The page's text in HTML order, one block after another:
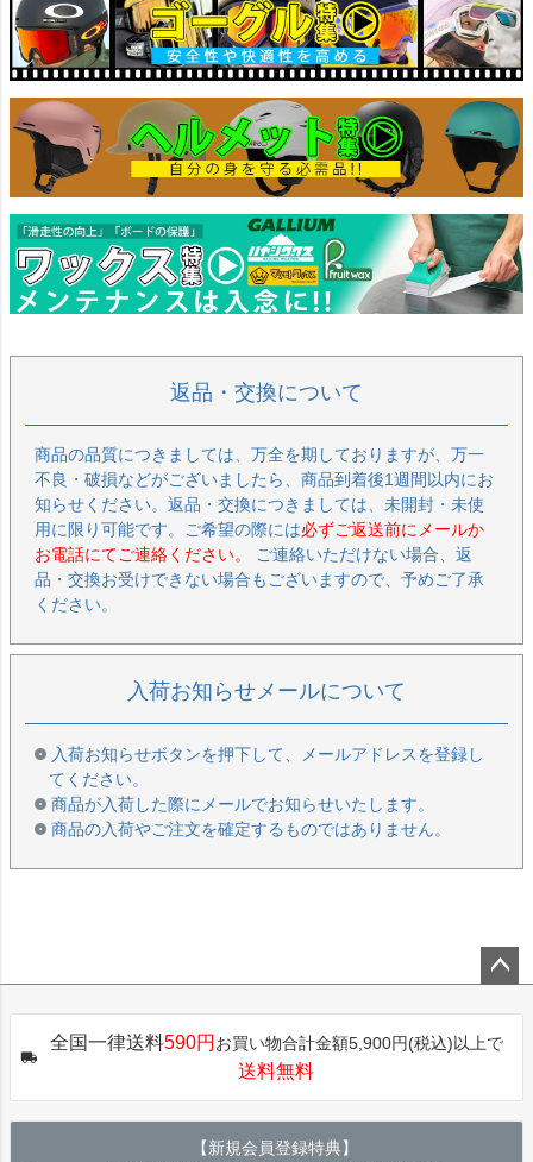
返品・交換について
商品の品質につきましては、万全を期しておりますが、万一
不良・破損などがございましたら、商品到着後1週間以内にお
知らせください。返品・交換につきましては、未開封・未使
用に限り可能です。ご希望の際には必ずご返送前にメールか
お電話にてご連絡ください。
ご連絡いただけない場合、返
品・交換お受けできない場合もございますので、予めご了承
ください。
入荷お知らせメールについて
入荷お知らせボタンを押下して、メールアドレスを登録し
てください。
商品が入荷した際にメールでお知らせいたします。
商品の入荷やご注文を確定するものではありません。
ップ
全国一律送料590円 お買い物合計金額5,900円(税込)以上で
送料無料
【新規会員登録特典】